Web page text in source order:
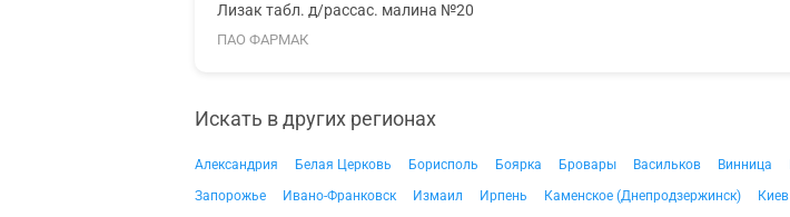
Лизак табл. д/рассас. малина №20
ПАО ФАРМАК
Искать в других регионах
Александрия Белая Церковь Борисполь Боярка Бровары Васильков Винница
Запорожье
Ивано-Франковск Измаил Ирпень Каменское (Днепродзержинск) Киев